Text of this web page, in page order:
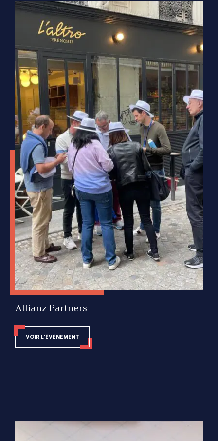
Impact Business
Norauto
Allianz Partners
VOIR L'ÉVÉNEMENT